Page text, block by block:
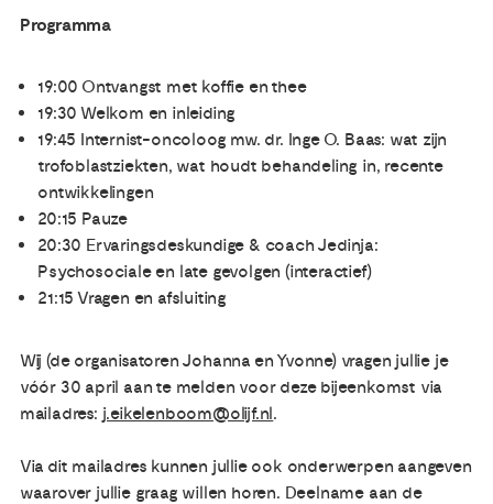
Programma
19:00 Ontvangst met koffie en thee
19:30 Welkom en inleiding
19:45 Internist-oncoloog mw. dr. Inge O. Baas: wat zijn
trofoblastziekten, wat houdt behandeling in, recente
ontwikkelingen
20:15 Pauze
20:30 Ervaringsdeskundige & coach Jedinja:
Psychosociale en late gevolgen (interactief)
21:15 Vragen en afsluiting
Wij (de organisatoren Johanna en Yvonne) vragen jullie je
vóór 30 april aan te melden voor deze bijeenkomst via
mailadres: j.eikelenboom@olijf.nl.
Via dit mailadres kunnen jullie ook onderwerpen aangeven
waarover jullie graag willen horen. Deelname aan de